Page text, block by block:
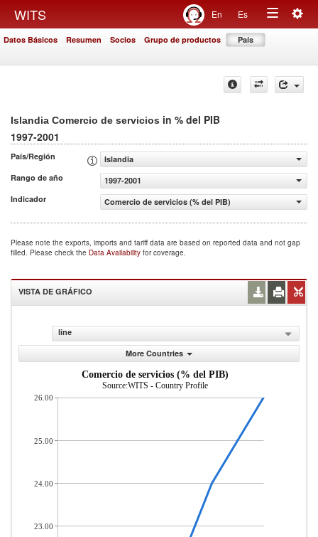
WITS En Es
Toggle
Datos Básicos Resumen Socios Grupo de productos País
Islandia Comercio de servicios in % del PIB
1997-2001
País/Región
Islandia
Rango de año
1997-2001
Indicador
Comercio de servicios (% del PIB)
Please note the exports, imports and tariff data are based on reported data and not gap
filled. Please check the Data Availability for coverage.
VISTA DE GRÁFICO
line
More Countries
Comercio de servicios (% del PIB)
Source:WITS - Country Profile
26.00
25.00
24.00
23.00